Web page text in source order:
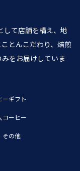
して店舗を構え、地
とんこだわり、焙煎
をお届けしていま
ーギフト
コーヒー
その他